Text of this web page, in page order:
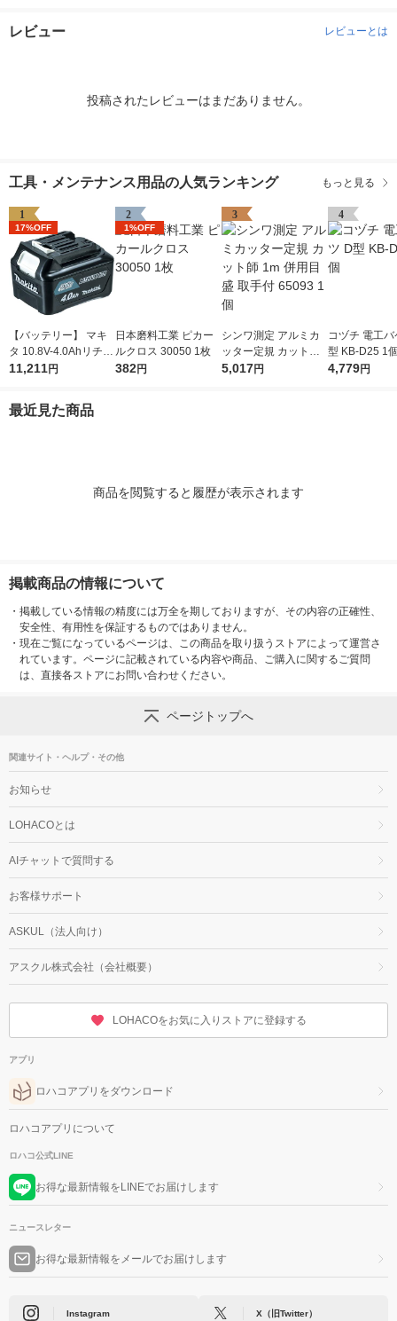
レビュー レビューとは
投稿されたレビューはまだありません。
工具・メンテナンス用品の人気ランキング もっと見る
1
17%OFF
【バッテリー】 マキ
タ 10.8V-4.0Ahリチウ
ムイオンバッテリ A-5
11,211円
2
1%OFF
日本磨料工業 ピカー
ルクロス 30050 1枚
382円
3
シンワ測定 アルミカ
ッター定規 カット師
1m 併用目盛 取手付 6
5,017円
4
コヅチ 電工
型 KB-D25 1
4,779円
最近見た商品
商品を閲覧すると履歴が表示されます
掲載商品の情報について
・ 掲載している情報の精度には万全を期しておりますが、その内容の正確性、
安全性、有用性を保証するものではありません。
・ 現在ご覧になっているページは、この商品を取り扱うストアによって運営さ
れています。ページに記載されている内容や商品、ご購入に関するご質問
は、直接各ストアにお問い合わせください。
ページトップへ
関連サイト・ヘルプ・その他
お知らせ
LOHACOとは
AIチャットで質問する
お客様サポート
ASKUL（法人向け）
アスクル株式会社（会社概要）
LOHACOをお気に入りストアに登録する
アプリ
ロハコアプリをダウンロード
ロハコアプリについて
ロハコ公式LINE
お得な最新情報をLINEでお届けします
ニュースレター
お得な最新情報をメールでお届けします
Instagram X（旧Twitter）